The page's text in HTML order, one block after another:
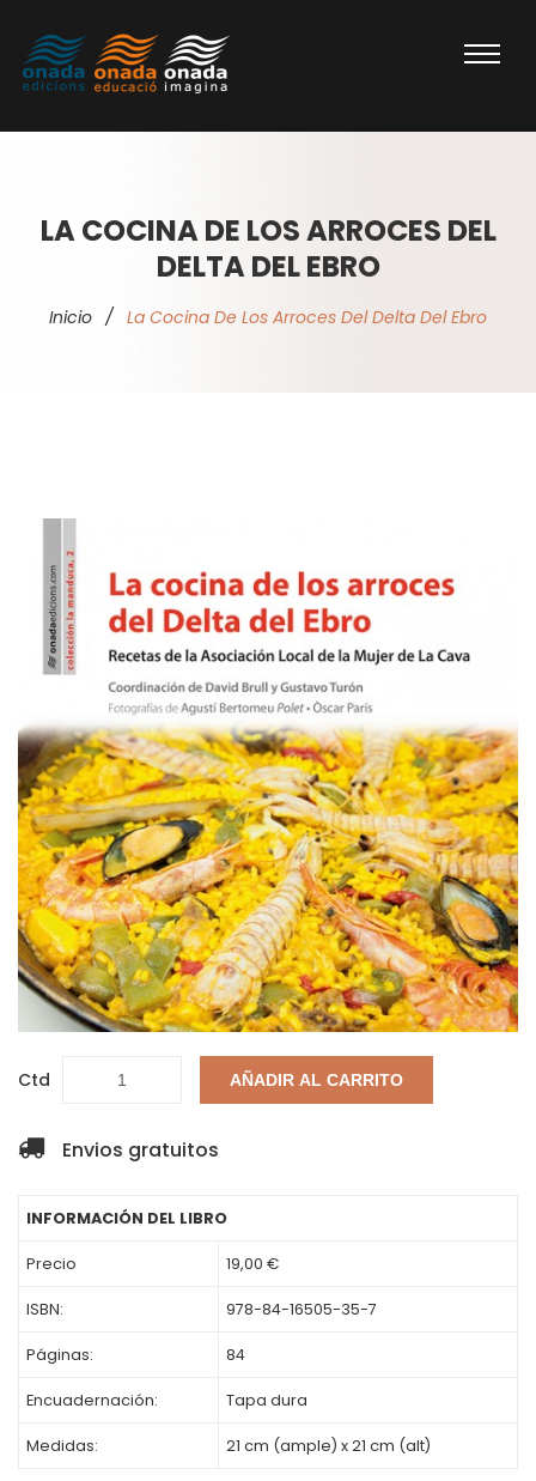
LA COCINA DE LOS ARROCES DEL
DELTA DEL EBRO
Inicio / La Cocina De Los Arroces Del Delta Del Ebro
Ctd AÑADIR AL CARRITO
Envios gratuitos
INFORMACIÓN DEL LIBRO
Precio 19,00 €
ISBN: 978-84-16505-35-7
Páginas: 84
Encuadernación: Tapa dura
Medidas: 21 cm (ample) x 21 cm (alt)